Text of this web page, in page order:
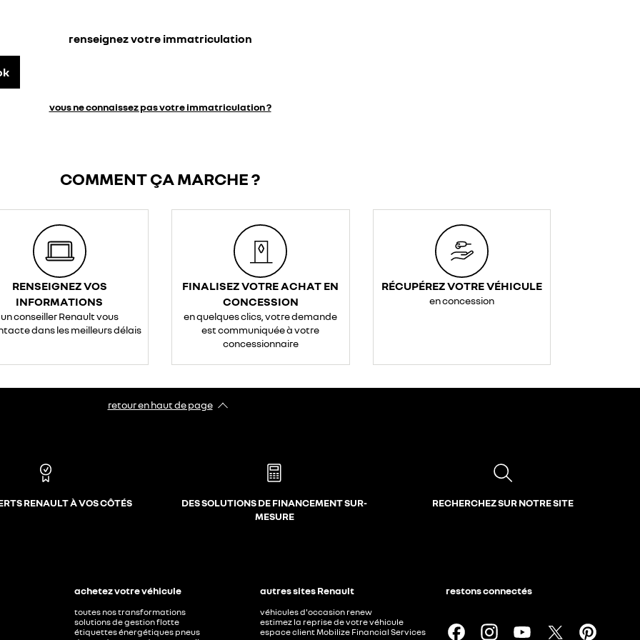
renseignez votre immatriculation
vous ne connaissez pas votre immatriculation ?
COMMENT ÇA MARCHE ?
RENSEIGNEZ VOS
INFORMATIONS
un conseiller Renault vous
dans les meilleurs délais
FINALISEZ VOTRE ACHAT EN
CONCESSION
en quelques clics, votre demande
est communiquée à votre
concessionnaire
RÉCUPÉREZ VOTRE VÉHICULE
en concession
retour en haut de page​
RENAULT À VOS CÔTÉS
DES SOLUTIONS DE FINANCEMENT SUR-
MESURE
RECHERCHEZ SUR NOTRE SITE
achetez votre véhicule
toutes nos transformations
solutions de gestion flotte
étiquettes énergétiques pneus
autres sites Renault
véhicules d'occasion renew
estimez la reprise de votre véhicule
espace client Mobilize Financial Services
restons connectés